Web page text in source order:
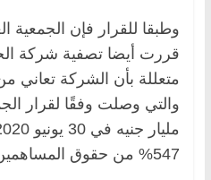
وطبقا للقرار فإن الجمعية
قررت أيضا تصفية شركة
متعللة بأن الشركة تعاني
547% من حقوق المساهمين.